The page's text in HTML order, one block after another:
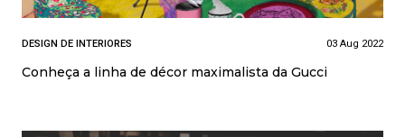
DESIGN DE INTERIORES 03 Aug 2022
Conheça a linha de décor maximalista da Gucci